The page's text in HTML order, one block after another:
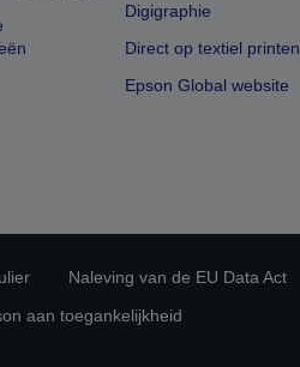
Digigraphie
Direct op textiel printen
Epson Global website
Naleving van de EU Data Act
aan toegankelijkheid